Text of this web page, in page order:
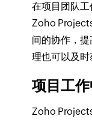
在项目团队
Zoho
间的协作，
理也可以及时
项目工
Zoho